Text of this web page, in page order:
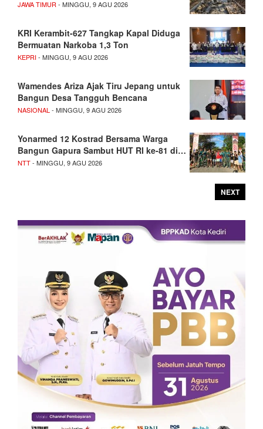
JAWA TIMUR - MINGGU, 9 AGU 2026
KRI Kerambit-627 Tangkap Kapal Diduga
Bermuatan Narkoba 1,3 Ton
KEPRI- MINGGU, 9 AGU 2026
Wamendes Ariza Ajak Tiru Jepang untuk
Bangun Desa Tangguh Bencana
NASIONAL - MINGGU, 9 AGU 2026
Yonarmed 12 Kostrad Bersama Warga
Bangun Gapura Sambut HUT RI ke-81 di…
NTT- MINGGU, 9 AGU 2026
NEXT